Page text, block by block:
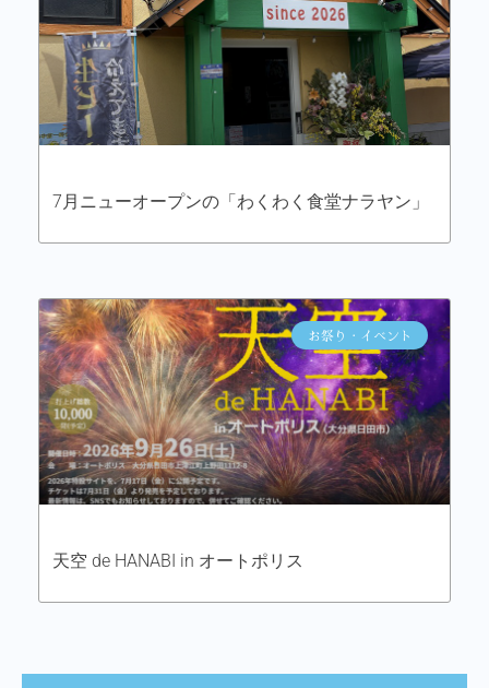
7月ニューオープンの「わくわく食堂ナラヤン」
お祭り・イベント
天空 de HANABI in オートポリス